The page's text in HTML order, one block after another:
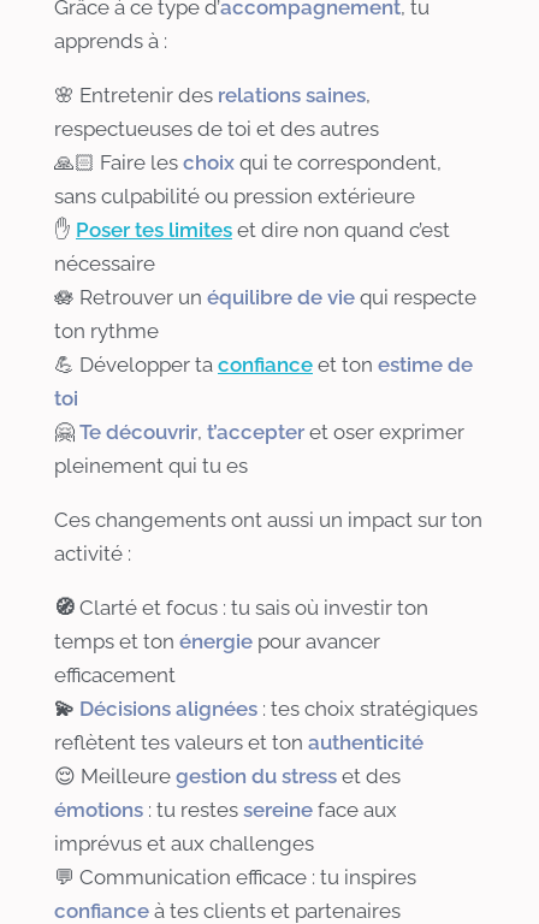
Grâce à ce type d’accompagnement, tu
apprends à :
🌸 Entretenir des relations saines,
respectueuses de toi et des autres
🙏🏻 Faire les choix qui te correspondent,
sans culpabilité ou pression extérieure
✋ Poser tes limites et dire non quand c’est
nécessaire
🪷 Retrouver un équilibre de vie qui respecte
ton rythme
💪 Développer ta confiance et ton estime de
toi
🤗 Te découvrir, t’accepter et oser exprimer
pleinement qui tu es
Ces changements ont aussi un impact sur ton
activité :
🧭 Clarté et focus : tu sais où investir ton
temps et ton énergie pour avancer
efficacement
💫 Décisions alignées : tes choix stratégiques
reflètent tes valeurs et ton authenticité
😌 Meilleure gestion du stress et des
émotions : tu restes sereine face aux
imprévus et aux challenges
💬 Communication efficace : tu inspires
confiance à tes clients et partenaires